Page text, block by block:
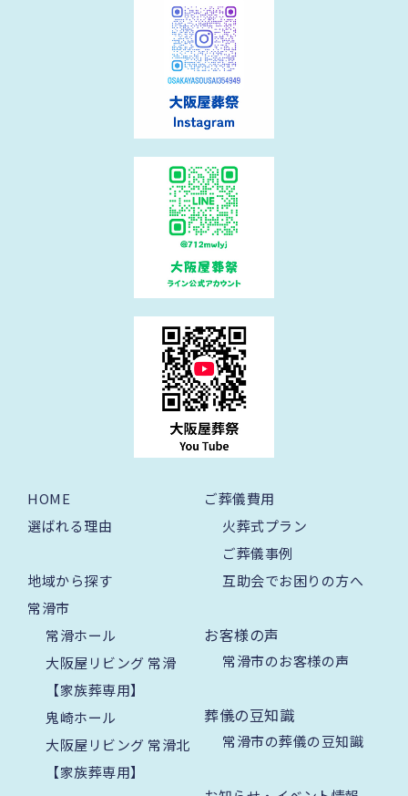
HOME
選ばれる理由
地域から探す
常滑市
常滑ホール
大阪屋リビング 常滑
【家族葬専用】
鬼崎ホール
大阪屋リビング 常滑北
【家族葬専用】
ご葬儀費用
火葬式プラン
ご葬儀事例
互助会でお困りの方へ
お客様の声
常滑市のお客様の声
葬儀の豆知識
常滑市の葬儀の豆知識